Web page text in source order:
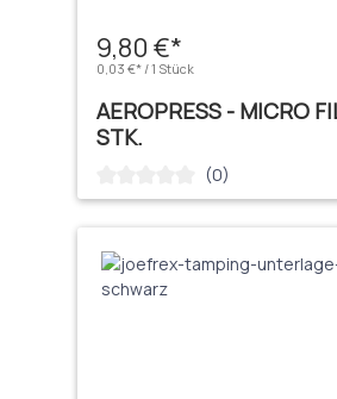
9,80 €*
0,03 €* / 1 Stück
AEROPRESS - MICRO
STK.
Durchschnittliche Bewertung
(0)